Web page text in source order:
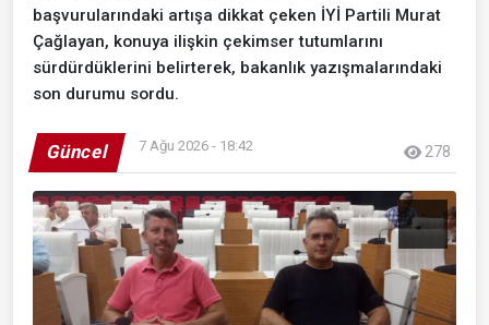
başvurularındaki artışa dikkat çeken İYİ Partili Murat
Çağlayan, konuya ilişkin çekimser tutumlarını
sürdürdüklerini belirterek, bakanlık yazışmalarındaki
son durumu sordu.
Güncel 7 Ağu 2026 - 18:42 278